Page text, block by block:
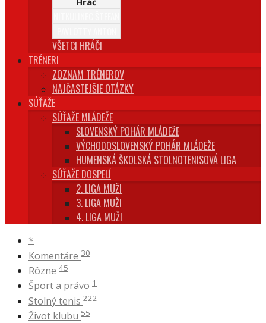
VŠETCI HRÁČI
TRÉNERI
ZOZNAM TRÉNEROV
NAJČASTEJŠIE OTÁZKY
SÚŤAŽE
SÚŤAŽE MLÁDEŽE
SLOVENSKÝ POHÁR MLÁDEŽE
VÝCHODOSLOVENSKÝ POHÁR MLÁDEŽE
HUMENSKÁ ŠKOLSKÁ STOLNOTENISOVÁ LIGA
SÚŤAŽE DOSPELÍ
2. LIGA MUŽI
3. LIGA MUŽI
4. LIGA MUŽI
*
Komentáre 30
Rôzne 45
Šport a právo 1
Stolný tenis 222
Život klubu 55